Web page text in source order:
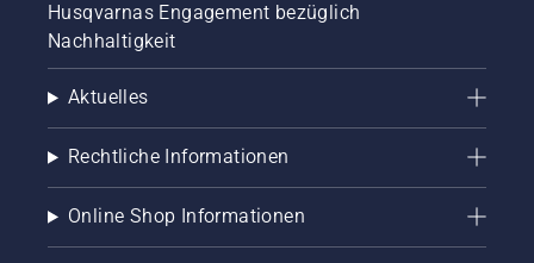
Husqvarnas Engagement bezüglich
Nachhaltigkeit
Aktuelles
Rechtliche Informationen
Online Shop Informationen